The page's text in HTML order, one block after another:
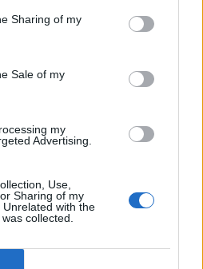
Sharing of my
Sale of my
my
Advertising.
Use,
Sharing of my
with the
collected.
și cu o
toxici”
intrat în alveolele pulmonare,
alte investigații de laborator,
că necesită studii
tratament. Este un gaz
repet, perioadele lungi cu
sunt singurele care pot
variantele terapeutice propuse.